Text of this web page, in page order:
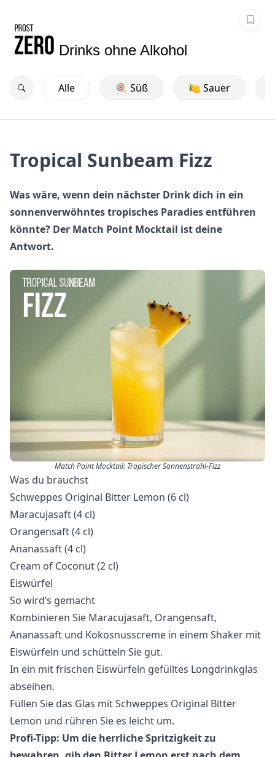
Drinks ohne Alkohol
Alle 🍭 Süß 🍋 Sauer
Tropical Sunbeam Fizz
Was wäre, wenn dein nächster Drink dich in ein
sonnenverwöhntes tropisches Paradies entführen
könnte? Der Match Point Mocktail ist deine
Antwort.
Match Point Mocktail: Tropischer Sonnenstrahl-Fizz
Was du brauchst
Schweppes Original Bitter Lemon (6 cl)
Maracujasaft (4 cl)
Orangensaft (4 cl)
Ananassaft (4 cl)
Cream of Coconut (2 cl)
Eiswürfel
So wird’s gemacht
Kombinieren Sie Maracujasaft, Orangensaft,
Ananassaft und Kokosnusscreme in einem Shaker mit
Eiswürfeln und schütteln Sie gut.
In ein mit frischen Eiswürfeln gefülltes Longdrinkglas
abseihen.
Füllen Sie das Glas mit Schweppes Original Bitter
Lemon und rühren Sie es leicht um.
Profi-Tipp: Um die herrliche Spritzigkeit zu